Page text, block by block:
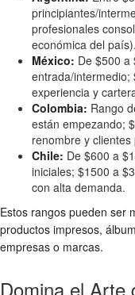
principiantes/
profesionales
económica del país).
México: De $500 a
entrada/intermedio;
experiencia y
Colombia: Rango
están empezando;
renombre y clientes
Chile: De $600 a
iniciales; $1500 a
con alta demanda.
Estos rangos pueden ser
productos impresos,
empresas o marcas.
Domina el Arte